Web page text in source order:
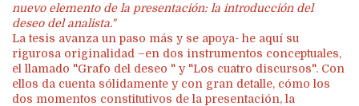
nuevo elemento de la presentación: la introducción del
deseo del analista."
La tesis avanza un paso más y se apoya- he aquí su
rigurosa originalidad –en dos instrumentos conceptuales,
el llamado "Grafo del deseo " y "Los cuatro discursos". Con
ellos da cuenta sólidamente y con gran detalle, cómo los
dos momentos constitutivos de la presentación, la